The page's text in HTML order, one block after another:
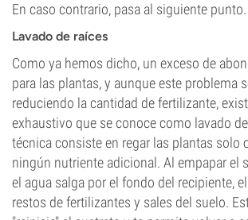
En caso contrario, pasa al siguiente punto.
Lavado de raíces
Como ya hemos dicho, un exceso de
para las plantas, y aunque este problema
reduciendo la cantidad de fertilizante,
exhaustivo que se conoce como lavado
técnica consiste en regar las plantas solo
ningún nutriente adicional. Al empapar el
el agua salga por el fondo del recipiente,
restos de fertilizantes y sales del suelo.